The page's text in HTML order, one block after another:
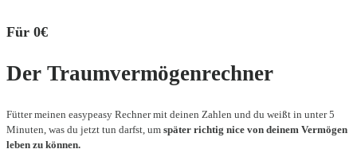
Für 0€
Der Traumvermögenrechner
Fütter meinen easypeasy Rechner mit deinen Zahlen und du weißt in unter 5
Minuten, was du jetzt tun darfst, um später richtig nice von deinem Vermögen
leben zu können.